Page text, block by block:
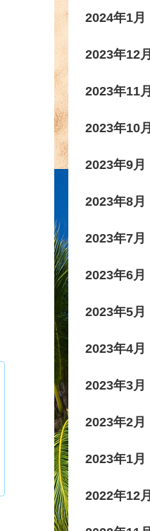
2024年1月
2023年12月
2023年11月
2023年10月
2023年9月
2023年8月
2023年7月
2023年6月
2023年5月
2023年4月
2023年3月
2023年2月
2023年1月
2022年12月